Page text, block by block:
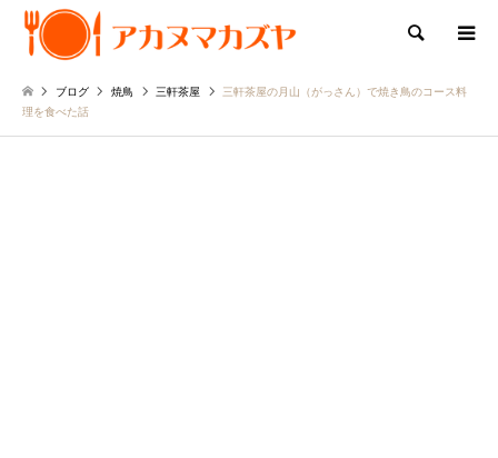
検索
ブログ 焼鳥 三軒茶屋
三軒茶屋の月山（がっさん）で焼き鳥のコース料
理を食べた話